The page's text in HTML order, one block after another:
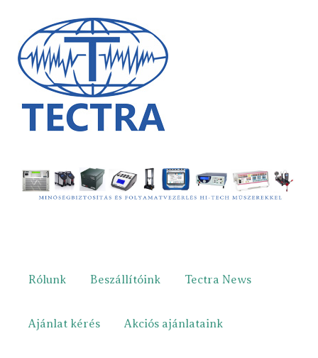
Rólunk Beszállítóink Tectra News
Ajánlat kérés Akciós ajánlataink